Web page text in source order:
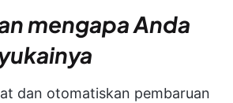
mengapa Anda
dan otomatiskan pembaruan